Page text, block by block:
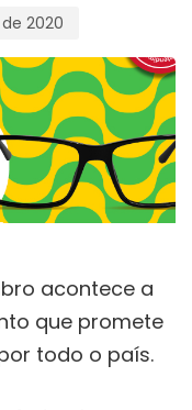
2020
acontece a
que promete
todo o país.